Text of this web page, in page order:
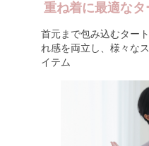
重ね着に最適な
首元まで包み込むター
れ感を両立し、様々な
イテム